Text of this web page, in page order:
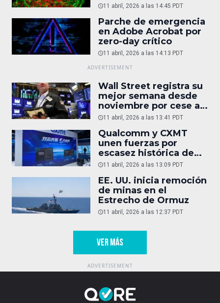
11 abril, 2026 a las 14:45 PDT
Parche de emergencia
en Adobe Acrobat por
zero-day crítico
11 abril, 2026 a las 14:13 PDT
Wall Street registra su
mejor semana desde
noviembre por cese al
fuego entre EU e Irán
11 abril, 2026 a las 13:41 PDT
Qualcomm y CXMT
unen fuerzas por
escasez histórica de
DRAM
11 abril, 2026 a las 13:09 PDT
EE. UU. inicia remoción
de minas en el
Estrecho de Ormuz
11 abril, 2026 a las 12:37 PDT
VER MÁS